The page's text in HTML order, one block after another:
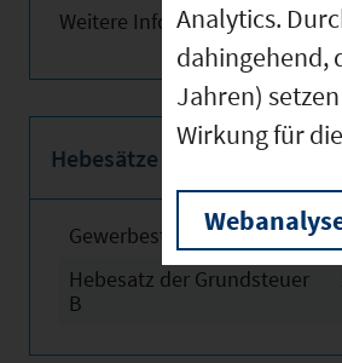
Weitere Informationen finden
Hebesätze
Gewerbesteuerhebesatz
Hebesatz der Grundsteuer
B
Analytics.
dahingehend,
Jahren)
Wirkung für